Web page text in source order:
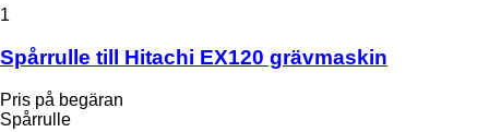
1
Spårrulle till Hitachi EX120 grävmaskin
Pris på begäran
Spårrulle